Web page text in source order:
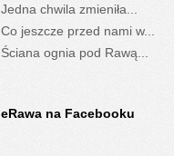
Jedna chwila zmieniła...
Co jeszcze przed nami w...
Ściana ognia pod Rawą...
eRawa na Facebooku